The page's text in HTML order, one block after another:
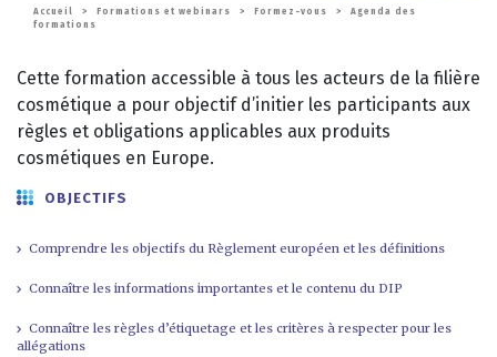
Accueil > Formations et webinars > Formez-vous >
Agenda des
formations
Cette formation accessible à tous les acteurs de la filière
cosmétique a pour objectif d’initier les participants aux
règles et obligations applicables aux produits
cosmétiques en Europe.
OBJECTIFS
Comprendre les objectifs du Règlement européen et les définitions
Connaître les informations importantes et le contenu du DIP
Connaître les règles d’étiquetage et les critères à respecter pour les
allégations